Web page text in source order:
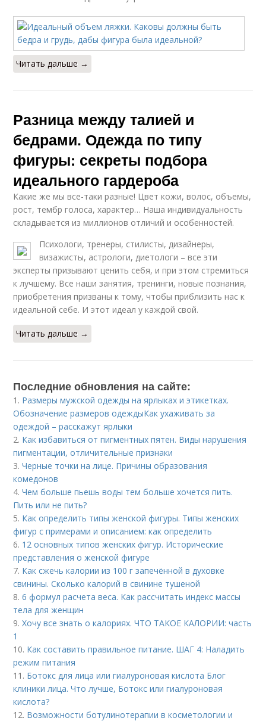
Читать дальше →
Разница между талией и
бедрами. Одежда по типу
фигуры: секреты подбора
идеального гардероба
Какие же мы все-таки разные! Цвет кожи, волос, объемы,
рост, тембр голоса, характер… Наша индивидуальность
складывается из миллионов отличий и особенностей.
Психологи, тренеры, стилисты, дизайнеры,
визажисты, астрологи, диетологи – все эти
эксперты призывают ценить себя, и при этом стремиться
к лучшему. Все наши занятия, тренинги, новые познания,
приобретения призваны к тому, чтобы приблизить нас к
идеальной себе. И этот идеал у каждой свой.
Читать дальше →
Последние обновления на сайте:
1. Размеры мужской одежды на ярлыках и этикетках.
Обозначение размеров одеждыКак ухаживать за
одеждой – расскажут ярлыки
2. Как избавиться от пигментных пятен. Виды нарушения
пигментации, отличительные признаки
3.Черные точки на лице. Причины образования
комедонов
4.Чем больше пьешь воды тем больше хочется пить.
Пить или не пить?
5. Как определить типы женской фигуры. Типы женских
фигур с примерами и описанием: как определить
6. 12 основных типов женских фигур. Исторические
представления о женской фигуре
7. Как сжечь калории из 100 г запечённой в духовке
свинины. Сколько калорий в свинине тушеной
8.6 формул расчета веса. Как рассчитать индекс массы
тела для женщин
9.Хочу все знать о калориях. ЧТО ТАКОЕ КАЛОРИИ: часть
1
10. Как составить правильное питание. ШАГ 4: Наладить
режим питания
11. Ботокс для лица или гиалуроновая кислота Блог
клиники лица. Что лучше, Ботокс или гиалуроновая
кислота?
12. Возможности ботулинотерапии в косметологии и